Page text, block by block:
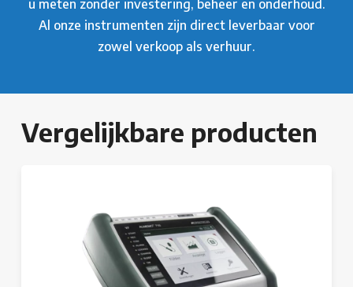
u meten zonder investering, beheer en onderhoud.
Al onze instrumenten zijn direct leverbaar voor
zowel verkoop als verhuur.
Vergelijkbare producten